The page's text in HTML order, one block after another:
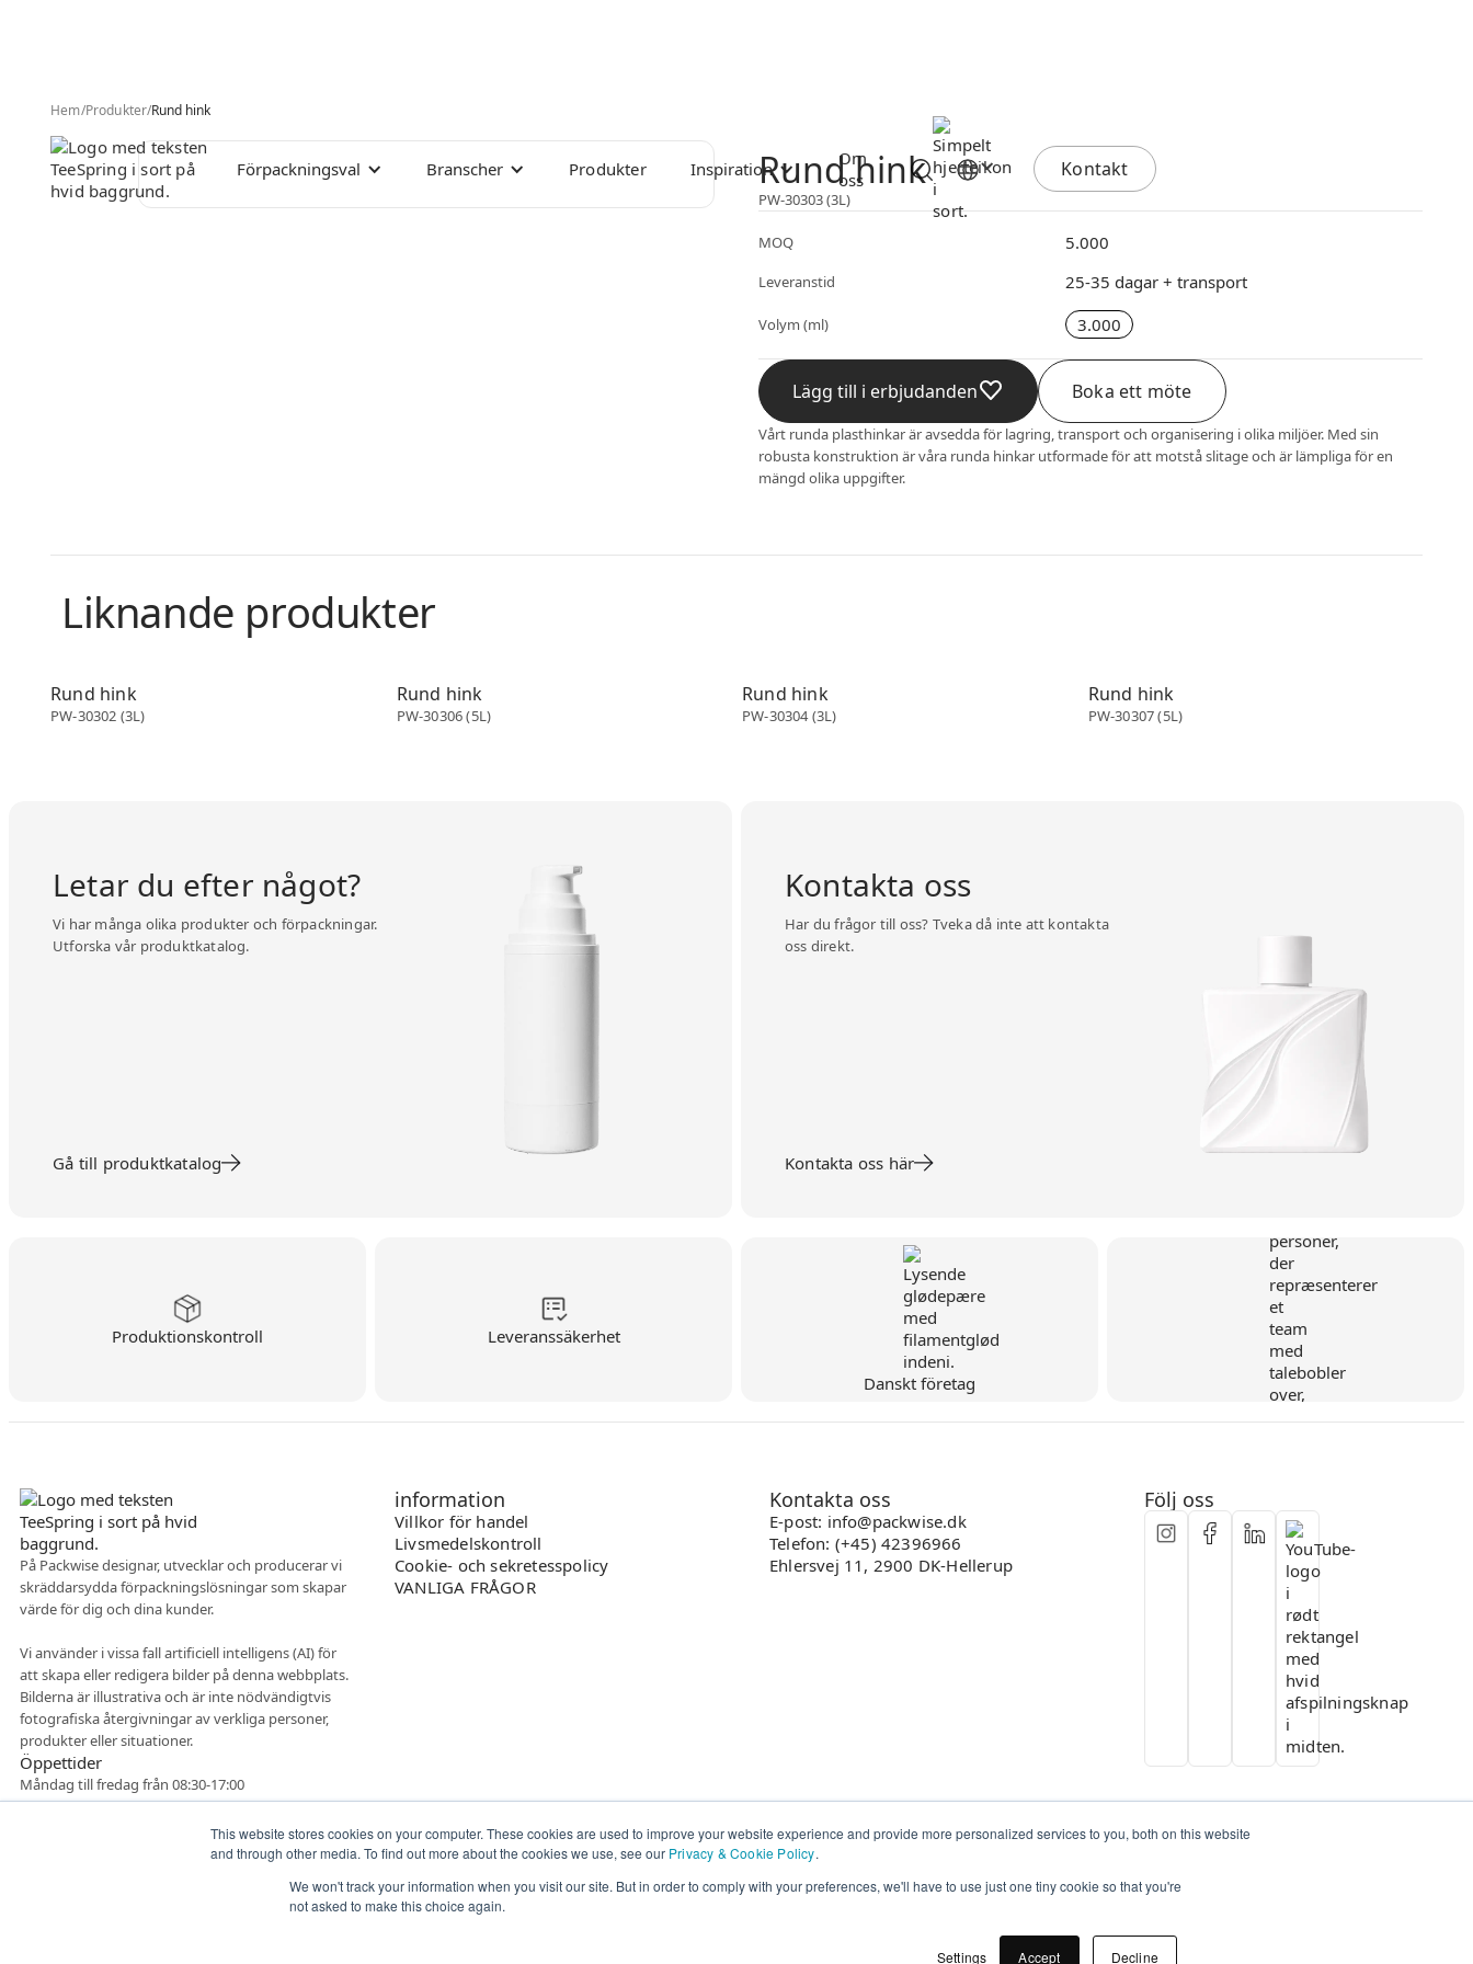
This website stores cookies on your computer. These cookies are used to improve your website experience and provide more personalized services to you, both on this website
and through other media. To find out more about the cookies we use, see our Privacy & Cookie Policy.
We won't track your information when you visit our site. But in order to comply with your preferences, we'll have to use just one tiny cookie so that you're
not asked to make this choice again.
Settings Accept Decline
Förpackningsval Branscher Produkter Inspiration
Om
oss
Kontakt
Hem/Produkter/Rund hink
Rund hink
PW-30303 (3L)
MOQ 5.000
Leveranstid 25-35 dagar + transport
Volym (ml) 3.000
Lägg till i erbjudanden Boka ett möte
Vårt runda plasthinkar är avsedda för lagring, transport och organisering i olika miljöer. Med sin
robusta konstruktion är våra runda hinkar utformade för att motstå slitage och är lämpliga för en
mängd olika uppgifter.
Liknande produkter
Rund hink
PW-30302 (3L)
Rund hink
PW-30306 (5L)
Rund hink
PW-30304 (3L)
Rund hink
PW-30307 (5L)
Letar du efter något?
Vi har många olika produkter och förpackningar.
Utforska vår produktkatalog.
Gå till produktkatalog
Kontakta oss
Har du frågor till oss? Tveka då inte att kontakta
oss direkt.
Kontakta oss här
Produktionskontroll Leveranssäkerhet
Danskt företag
På Packwise designar, utvecklar och producerar vi
skräddarsydda förpackningslösningar som skapar
värde för dig och dina kunder.
Vi använder i vissa fall artificiell intelligens (AI) för
att skapa eller redigera bilder på denna webbplats.
Bilderna är illustrativa och är inte nödvändigtvis
fotografiska återgivningar av verkliga personer,
produkter eller situationer.
Öppettider
Måndag till fredag från 08:30-17:00
information
Villkor för handel
Livsmedelskontroll
Cookie- och sekretesspolicy
VANLIGA FRÅGOR
Kontakta oss
E-post: info@packwise.dk
Telefon: (+45) 42396966
Ehlersvej 11, 2900 DK-Hellerup
Följ oss